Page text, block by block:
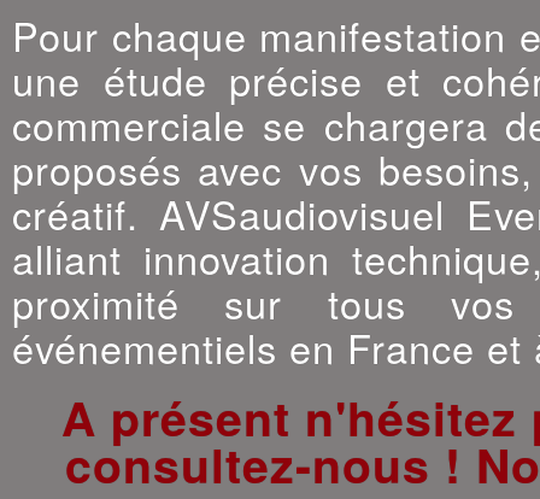
Pour chaque manifestation
une étude précise et
commerciale se chargera
proposés avec vos
créatif. AVSaudiovisuel
alliant innovation
proximité sur tous vos
événementiels en France et
A présent
consultez-nous !